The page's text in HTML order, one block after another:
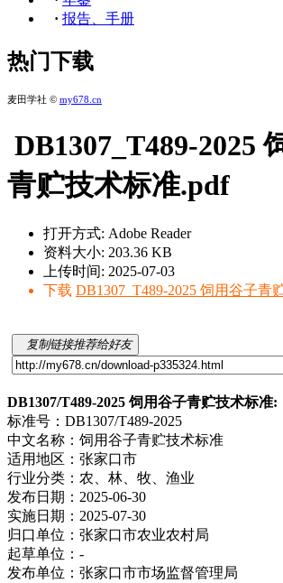
· 报告、手册
热门下载
麦田学社 © my678.cn
DB1307_T489-2025
青贮技术标准.pdf
打开方式: Adobe Reader
资料大小: 203.36 KB
上传时间: 2025-07-03
下载 DB1307_T489-2025 饲用谷子青
复制链接推荐给好友
DB1307/T489-2025 饲用谷子青贮技术标准:
标准号： DB1307/T489-2025
中文名称： 饲用谷子青贮技术标准
适用地区： 张家口市
行业分类： 农、林、牧、渔业
发布日期： 2025-06-30
实施日期： 2025-07-30
归口单位： 张家口市农业农村局
起草单位： -
发布单位： 张家口市市场监督管理局